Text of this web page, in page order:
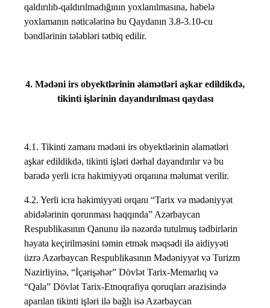
qaldırılıb-qaldırılmadığının yoxlanılmasına, habelə
yoxlamanın nəticələrinə bu Qaydanın 3.8-3.10-cu
bəndlərinin tələbləri tətbiq edilir.
4. Mədəni irs obyektlərinin əlamətləri aşkar edildikdə,
tikinti işlərinin dayandırılması qaydası
4.1. Tikinti zamanı mədəni irs obyektlərinin əlamətləri
aşkar edildikdə, tikinti işləri dərhal dayandırılır və bu
barədə yerli icra hakimiyyəti orqanına məlumat verilir.
4.2. Yerli icra hakimiyyəti orqanı “Tarix və mədəniyyət
abidələrinin qorunması haqqında” Azərbaycan
Respublikasının Qanunu ilə nəzərdə tutulmuş tədbirlərin
həyata keçirilməsini təmin etmək məqsədi ilə aidiyyəti
üzrə Azərbaycan Respublikasının Mədəniyyət və Turizm
Nazirliyinə, “İçərişəhər” Dövlət Tarix-Memarlıq və
“Qala” Dövlət Tarix-Etnoqrafiya qoruqları ərazisində
aparılan tikinti işləri ilə bağlı isə Azərbaycan